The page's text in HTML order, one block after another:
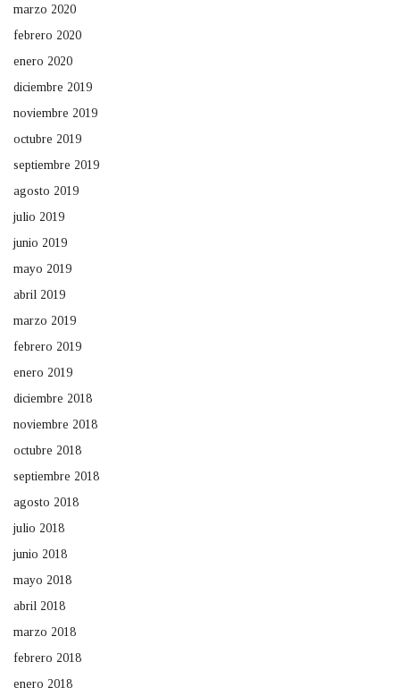
marzo 2020
febrero 2020
enero 2020
diciembre 2019
noviembre 2019
octubre 2019
septiembre 2019
agosto 2019
julio 2019
junio 2019
mayo 2019
abril 2019
marzo 2019
febrero 2019
enero 2019
diciembre 2018
noviembre 2018
octubre 2018
septiembre 2018
agosto 2018
julio 2018
junio 2018
mayo 2018
abril 2018
marzo 2018
febrero 2018
enero 2018